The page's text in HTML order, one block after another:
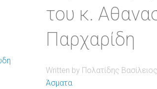
του κ.
Παρχαρίδη
Written by Πολατίδης
Άσματα